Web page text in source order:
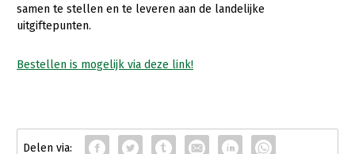
samen te stellen en te leveren aan de landelijke
uitgiftepunten.
Bestellen is mogelijk via deze link!